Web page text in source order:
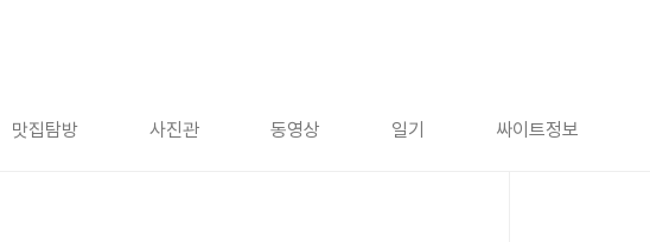
맛집탐방 사진관 동영상 일기 싸이트정보